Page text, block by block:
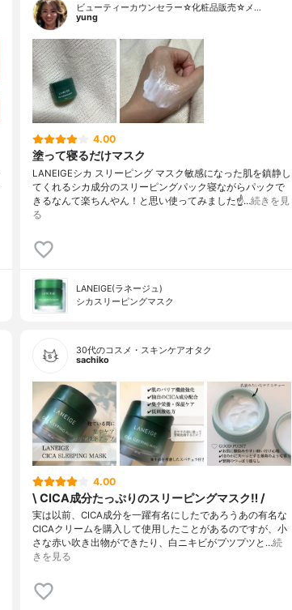
ビューティーカウンセラー☆化粧品販売☆メ…
yung
4.00
塗って寝るだけマスク
LANEIGEシカ スリーピング マスク敏感になった肌を鎮静し
てくれるシカ成分のスリーピングパック寝ながらパックで
きるなんて楽ちんやん！と思い使ってみました☝️…続きを見
る
LANEIGE(ラネージュ)
シカスリーピングマスク
30代のコスメ・スキンケアオタク
sachiko
4.00
\ CICA成分たっぷりのスリーピングマスク‼︎ /
実は以前、CICA成分を一躍有名にしたであろうあの有名な
CICAクリームを購入して使用したことがあるのですが、小
さな赤い吹き出物ができたり、白ニキビがプツプツと…続
きを見る